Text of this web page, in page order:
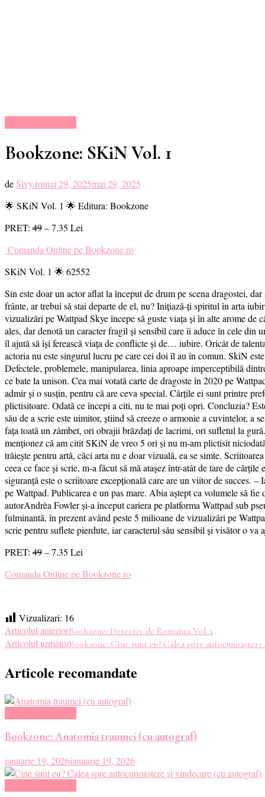
Bookzone: SKiN Vol. 1
de Sivy.romai 29, 2025mai 29, 2025
🌟 SKiN Vol. 1 🌟 Editura: Bookzone
PRET: 49– 7.35 Lei
Comanda Online pe Bookzone.ro
SKiN Vol. 1 🌟 62552
Sin este doar un actor aflat la început de drum pe scena dragostei,
frânte, ar trebui să stai departe de el, nu? Inițiază-ți spiritul în arta
vizualizări pe Wattpad Skye începe să guste viața și în alte arome de
ales, dar denotă un caracter fragil și sensibil care îi aduce în cele din
îl ajută să își ferească viața de conflicte și de… iubire. Oricât de
actoria nu este singurul lucru pe care cei doi îl au în comun. SkiN
Defectele, problemele, manipularea, linia aproape imperceptibilă
ce bate la unison. Cea mai votată carte de dragoste în 2020 pe
admir și o susțin, pentru că are ceva special. Cărțile ei sunt printre
plictisitoare. Odată ce începi a citi, nu te mai poți opri. Concluzia?
său de a scrie este uimitor, știind să creeze o armonie a cuvintelor,
fața toată un zâmbet, ori obrajii brăzdați de lacrimi, ori sufletul la
menționez că am citit SKiN de vreo 5 ori și nu m-am plictisit
trăiește pentru artă, căci arta nu e doar vizuală, ea se simte.
ceea ce face şi scrie, m-a făcut să mă ataşez într-atât de tare de
siguranţă este o scriitoare excepţională care are un viitor de succes.
pe Wattpad. Publicarea e un pas mare. Abia aștept ca volumele să
autorAndrèa Fowler și-a început cariera pe platforma Wattpad sub
fulminantă, în prezent având peste 5 milioane de vizualizări pe
scrie pentru suflete pierdute, iar caracterul său sensibil și visător o
PRET: 49– 7.35 Lei
Comanda Online pe Bookzone.ro
Vizualizari: 16
Navigare
în
articole
Articolul anteriorBookzone: Detectiv de Romania Vol. 1
Articolul următorBookzone: Cine sunt eu? Calea spre
Articole recomandate
Bookzone: Anatomia traumei (cu autograf)
ianuarie 19, 2026ianuarie 19, 2026